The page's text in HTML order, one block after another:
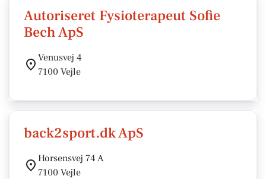
Autoriseret Fysioterapeut Sofie
Bech ApS
Venusvej 4
7100 Vejle
back2sport.dk ApS
Horsensvej 74 A
7100 Vejle